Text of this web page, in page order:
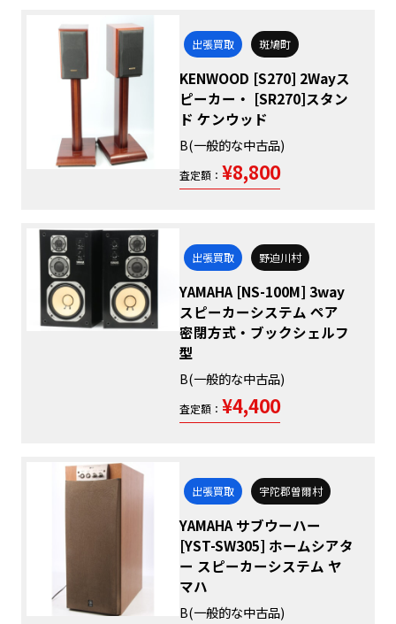
出張買取 斑鳩町
KENWOOD [S270] 2Wayス
ピーカー・ [SR270]スタン
ド ケンウッド
B(一般的な中古品)
査定額： ¥8,800
出張買取 野迫川村
YAMAHA [NS-100M] 3way
スピーカーシステム ペア
密閉方式・ブックシェルフ
型
B(一般的な中古品)
査定額： ¥4,400
出張買取 宇陀郡曽爾村
YAMAHA サブウーハー
[YST-SW305] ホームシアタ
ー スピーカーシステム ヤ
マハ
B(一般的な中古品)